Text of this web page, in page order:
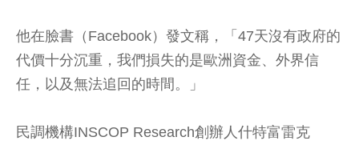
他在臉書（Facebook）發文稱，「47天沒有政府的
代價十分沉重，我們損失的是歐洲資金、外界信
任，以及無法追回的時間。」
民調機構INSCOP Research創辦人什特富雷克